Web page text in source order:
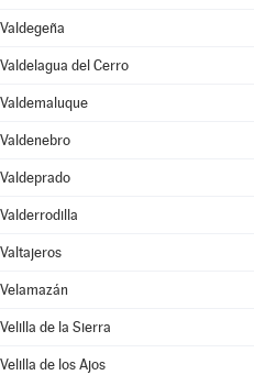
Valdegeña
Valdelagua del Cerro
Valdemaluque
Valdenebro
Valdeprado
Valderrodilla
Valtajeros
Velamazán
Velilla de la Sierra
Velilla de los Ajos